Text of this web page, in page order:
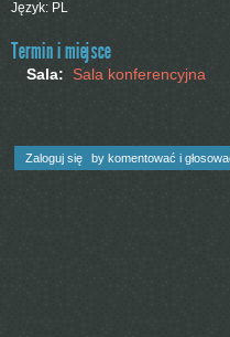
Język: PL
Termin i miejsce
Sala: Sala konferencyjna
Zaloguj się by komentować i